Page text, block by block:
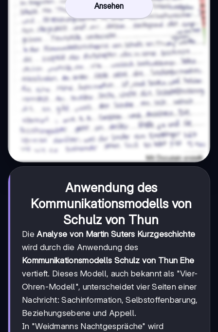
Ansehen
Anwendung des
Kommunikationsmodells von
Schulz von Thun
DieAnalyse von Martin Suters Kurzgeschichte
wird durch die Anwendung des
Kommunikationsmodells Schulz von Thun Ehe
vertieft. Dieses Modell, auch bekannt als "Vier-
Ohren-Modell", unterscheidet vier Seiten einer
Nachricht: Sachinformation, Selbstoffenbarung,
Beziehungsebene und Appell.
In "Weidmanns Nachtgespräche" wird